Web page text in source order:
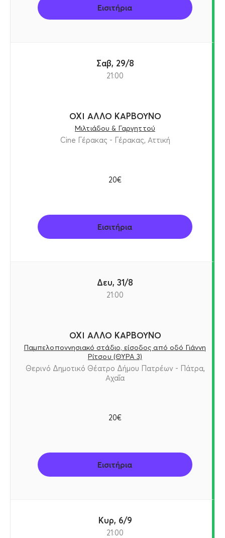
Εισιτήρια
Σαβ, 29/8
21:00
ΟΧΙ ΑΛΛΟ ΚΑΡΒΟΥΝΟ
Μιλτιάδου & Γαργηττού
Cine Γέρακας - Γέρακας, Αττική
20€
Εισιτήρια
Δευ, 31/8
21:00
ΟΧΙ ΑΛΛΟ ΚΑΡΒΟΥΝΟ
Παμπελοποννησιακό στάδιο, είσοδος από οδό Γιάννη
Ρίτσου (ΘΥΡΑ 3)
Θερινό Δημοτικό Θέατρο Δήμου Πατρέων - Πάτρα,
Αχαΐα
20€
Εισιτήρια
Κυρ, 6/9
21:00